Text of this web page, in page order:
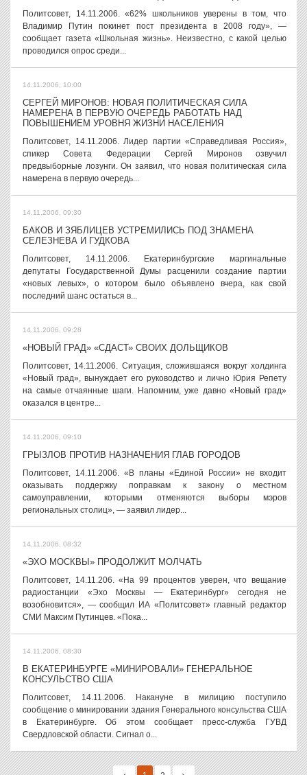
Политсовет, 14.11.2006. «62% школьников уверены в том, что
Владимир Путин покинет пост президента в 2008 году», —
сообщает газета «Школьная жизнь». Неизвестно, с какой целью
проводился опрос среди...
14.11.2006, 10:00
СЕРГЕЙ МИРОНОВ: НОВАЯ ПОЛИТИЧЕСКАЯ СИЛА
НАМЕРЕНА В ПЕРВУЮ ОЧЕРЕДЬ РАБОТАТЬ НАД
ПОВЫШЕНИЕМ УРОВНЯ ЖИЗНИ НАСЕЛЕНИЯ
Политсовет, 14.11.2006. Лидер партии «Справедливая Россия»,
спикер Совета Федерации Сергей Миронов озвучил
предвыборные лозунги. Он заявил, что новая политическая сила
намерена в первую очередь...
14.11.2006, 09:30
БАКОВ И ЗЯБЛИЦЕВ УСТРЕМИЛИСЬ ПОД ЗНАМЕНА
СЕЛЕЗНЕВА И ГУДКОВА
Политсовет, 14.11.2006. Екатеринбургские маргинальные
депутаты Государственной Думы расценили создание партии
«новых левых», о котором было объявлено вчера, как свой
последний шанс остаться в...
14.11.2006, 09:28
«НОВЫЙ ГРАД» «СДАСТ» СВОИХ ДОЛЬЩИКОВ
Политсовет, 14.11.2006. Ситуация, сложившаяся вокруг холдинга
«Новый град», вынуждает его руководство и лично Юрия Репету
на самые отчаянные шаги. Напомним, уже давно «Новый град»
оказался в центре...
14.11.2006, 09:10
ГРЫЗЛОВ ПРОТИВ НАЗНАЧЕНИЯ ГЛАВ ГОРОДОВ
Политсовет, 14.11.2006. «В планы «Единой России» не входит
оказывать поддержку поправкам к закону о местном
самоуправлении, которыми отменяются выборы мэров
региональных столиц», — заявил лидер...
14.11.2006, 08:32
«ЭХО МОСКВЫ» ПРОДОЛЖИТ МОЛЧАТЬ
Политсовет, 14.11.206. «На 99 процентов уверен, что вещание
радиостанции «Эхо Москвы — Екатеринбург» сегодня не
возобновится», — сообщил ИА «Политсовет» главный редактор
СМИ Максим Путинцев. «Пока...
14.11.2006, 08:30
В ЕКАТЕРИНБУРГЕ «МИНИРОВАЛИ» ГЕНЕРАЛЬНОЕ
КОНСУЛЬСТВО США
Политсовет, 14.11.2006. Накануне в милицию поступило
сообщение о минировании здания Генерального консульства США
в Екатеринбурге. Об этом сообщает пресс-служба ГУВД
Свердловской области. Сигнал о...